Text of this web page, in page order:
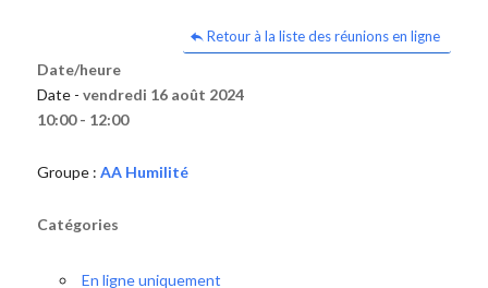
Retour à la liste des réunions en ligne
Date/heure
Date - vendredi 16 août 2024
10:00 - 12:00
Groupe : AA Humilité
Catégories
En ligne uniquement